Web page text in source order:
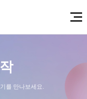
를 만나보세요.